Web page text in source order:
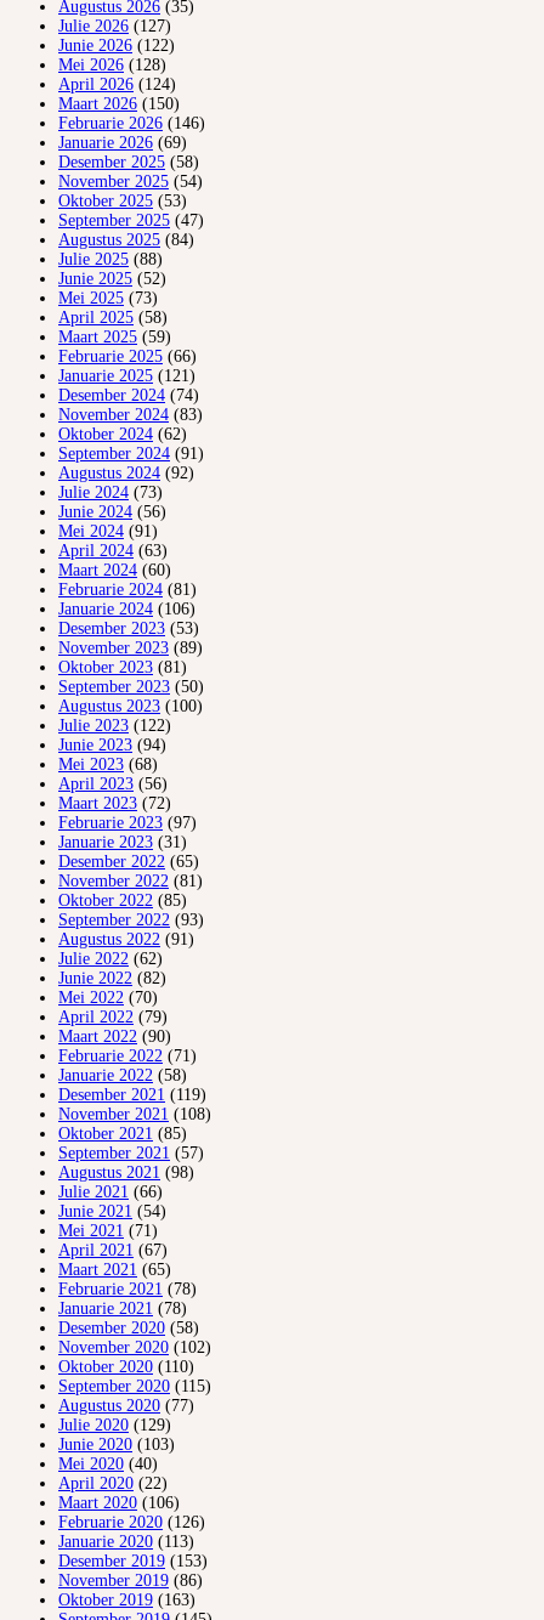
Augustus 2026 (35)
Julie 2026 (127)
Junie 2026 (122)
Mei 2026 (128)
April 2026 (124)
Maart 2026 (150)
Februarie 2026 (146)
Januarie 2026 (69)
Desember 2025 (58)
November 2025 (54)
Oktober 2025 (53)
September 2025 (47)
Augustus 2025 (84)
Julie 2025 (88)
Junie 2025 (52)
Mei 2025 (73)
April 2025 (58)
Maart 2025 (59)
Februarie 2025 (66)
Januarie 2025 (121)
Desember 2024 (74)
November 2024 (83)
Oktober 2024 (62)
September 2024 (91)
Augustus 2024 (92)
Julie 2024 (73)
Junie 2024 (56)
Mei 2024 (91)
April 2024 (63)
Maart 2024 (60)
Februarie 2024 (81)
Januarie 2024 (106)
Desember 2023 (53)
November 2023 (89)
Oktober 2023 (81)
September 2023 (50)
Augustus 2023 (100)
Julie 2023 (122)
Junie 2023 (94)
Mei 2023 (68)
April 2023 (56)
Maart 2023 (72)
Februarie 2023 (97)
Januarie 2023 (31)
Desember 2022 (65)
November 2022 (81)
Oktober 2022 (85)
September 2022 (93)
Augustus 2022 (91)
Julie 2022 (62)
Junie 2022 (82)
Mei 2022 (70)
April 2022 (79)
Maart 2022 (90)
Februarie 2022 (71)
Januarie 2022 (58)
Desember 2021 (119)
November 2021 (108)
Oktober 2021 (85)
September 2021 (57)
Augustus 2021 (98)
Julie 2021 (66)
Junie 2021 (54)
Mei 2021 (71)
April 2021 (67)
Maart 2021 (65)
Februarie 2021 (78)
Januarie 2021 (78)
Desember 2020 (58)
November 2020 (102)
Oktober 2020 (110)
September 2020 (115)
Augustus 2020 (77)
Julie 2020 (129)
Junie 2020 (103)
Mei 2020 (40)
April 2020 (22)
Maart 2020 (106)
Februarie 2020 (126)
Januarie 2020 (113)
Desember 2019 (153)
November 2019 (86)
Oktober 2019 (163)